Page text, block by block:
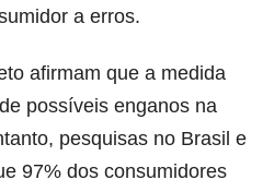
a erros.
afirmam que a medida
possíveis enganos na
pesquisas no Brasil e
97% dos consumidores